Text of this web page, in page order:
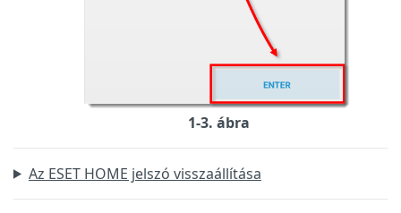
1-3. ábra
Az ESET HOME jelszó visszaállítása